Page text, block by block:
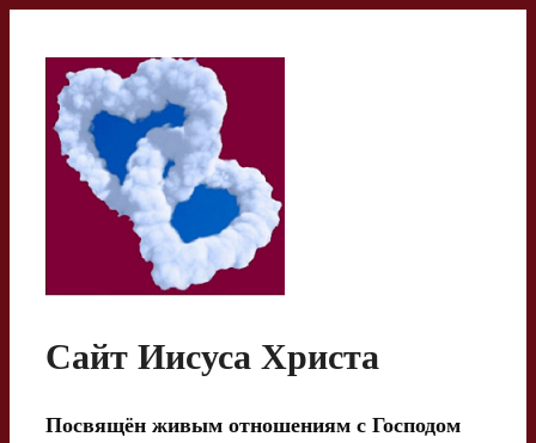
содержимому
Сайт Иисуса Христа
Посвящён живым отношениям с Господом